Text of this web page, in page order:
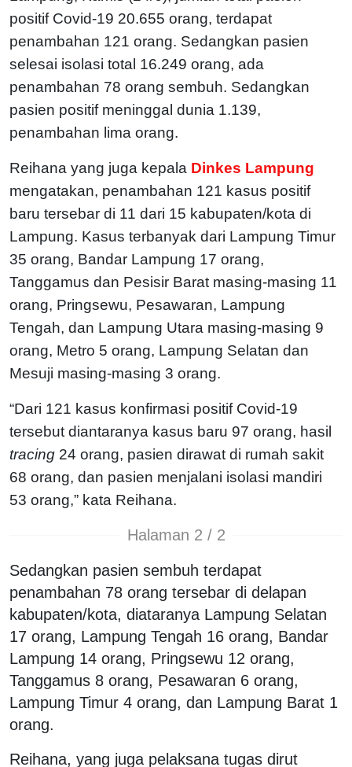
positif Covid-19 20.655 orang, terdapat
penambahan 121 orang. Sedangkan pasien
selesai isolasi total 16.249 orang, ada
penambahan 78 orang sembuh. Sedangkan
pasien positif meninggal dunia 1.139,
penambahan lima orang.
Reihana yang juga kepala Dinkes Lampung
mengatakan, penambahan 121 kasus positif
baru tersebar di 11 dari 15 kabupaten/kota di
Lampung. Kasus terbanyak dari Lampung Timur
35 orang, Bandar Lampung 17 orang,
Tanggamus dan Pesisir Barat masing-masing 11
orang, Pringsewu, Pesawaran, Lampung
Tengah, dan Lampung Utara masing-masing 9
orang, Metro 5 orang, Lampung Selatan dan
Mesuji masing-masing 3 orang.
“Dari 121 kasus konfirmasi positif Covid-19
tersebut diantaranya kasus baru 97 orang, hasil
tracing 24 orang, pasien dirawat di rumah sakit
68 orang, dan pasien menjalani isolasi mandiri
53 orang,” kata Reihana.
Halaman 2 / 2
Sedangkan pasien sembuh terdapat
penambahan 78 orang tersebar di delapan
kabupaten/kota, diataranya Lampung Selatan
17 orang, Lampung Tengah 16 orang, Bandar
Lampung 14 orang, Pringsewu 12 orang,
Tanggamus 8 orang, Pesawaran 6 orang,
Lampung Timur 4 orang, dan Lampung Barat 1
orang.
Reihana, yang juga pelaksana tugas dirut